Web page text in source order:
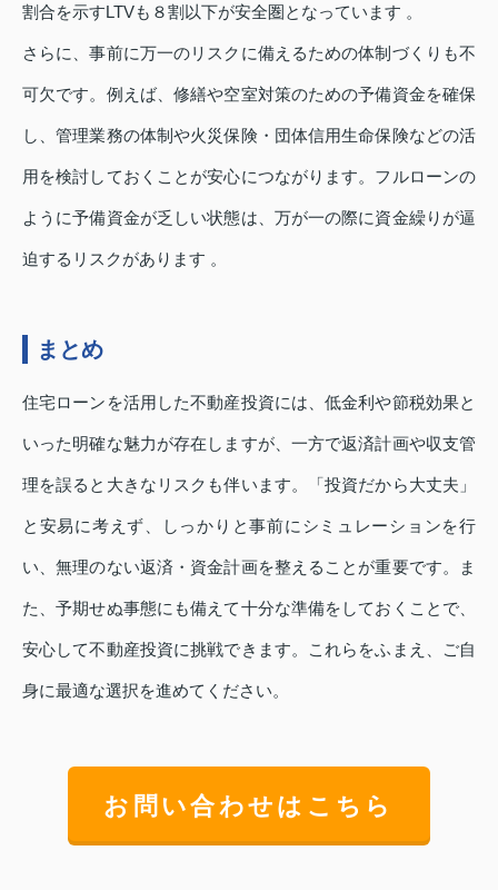
割合を示すLTVも８割以下が安全圏となっています 。
さらに、事前に万一のリスクに備えるための体制づくりも不
可欠です。例えば、修繕や空室対策のための予備資金を確保
し、管理業務の体制や火災保険・団体信用生命保険などの活
用を検討しておくことが安心につながります。フルローンの
ように予備資金が乏しい状態は、万が一の際に資金繰りが逼
迫するリスクがあります 。
まとめ
住宅ローンを活用した不動産投資には、低金利や節税効果と
いった明確な魅力が存在しますが、一方で返済計画や収支管
理を誤ると大きなリスクも伴います。「投資だから大丈夫」
と安易に考えず、しっかりと事前にシミュレーションを行
い、無理のない返済・資金計画を整えることが重要です。ま
た、予期せぬ事態にも備えて十分な準備をしておくことで、
安心して不動産投資に挑戦できます。これらをふまえ、ご自
身に最適な選択を進めてください。
お問い合わせはこちら